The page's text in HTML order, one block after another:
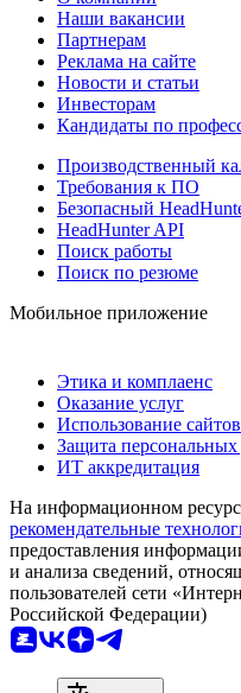
Наши вакансии
Партнерам
Реклама на сайте
Новости и статьи
Инвесторам
Кандидаты по
Производственный
Требования к ПО
Безопасный
HeadHunter API
Поиск работы
Поиск по резюме
Мобильное приложение
Этика и комплаенс
Оказание услуг
Использование сайтов
Защита
ИТ аккредитация
На информационном
рекомендательные
предоставления
и анализа сведений,
пользователей сети
Российской Федерации)